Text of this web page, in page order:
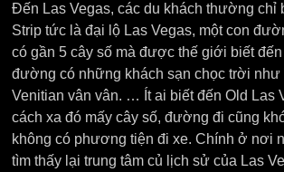
Đến Las Vegas, các du khách thường chỉ
Strip tức là đại lộ Las Vegas, một con
có gần 5 cây số mà được thế giới biết
đường có những khách sạn chọc trời như
Venitian vân vân. … Ít ai biết đến Old Las
cách xa đó mấy cây số, đường đi cũng
không có phương tiện đi xe. Chính ở nơi
tìm thấy lại trung tâm củ lịch sử của Las